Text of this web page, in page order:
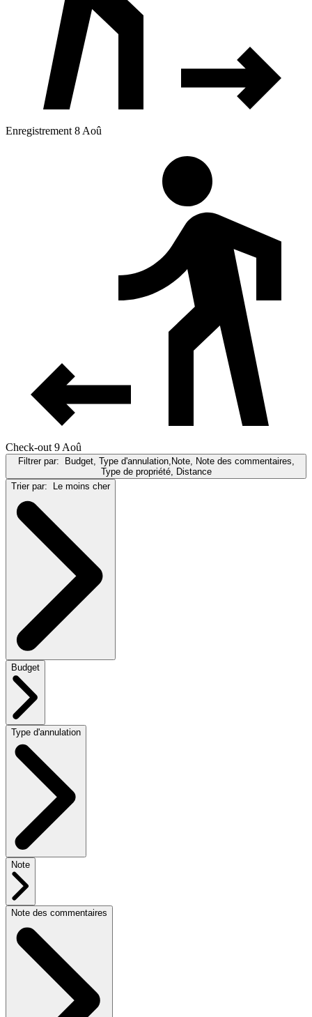
Enregistrement 8 Aoû
Check-out 9 Aoû
Filtrer par: Budget, Type d'annulation,Note, Note des commentaires,
Type de propriété, Distance
Trier par: Le moins cher
Budget
Type d'annulation
Note
Note des commentaires